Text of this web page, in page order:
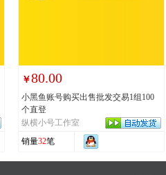
￥80.00
小黑鱼账号购买出售批发交易1组100
个直登
纵横小号工作室
销量32笔